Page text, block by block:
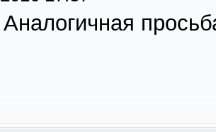
Аналогичная